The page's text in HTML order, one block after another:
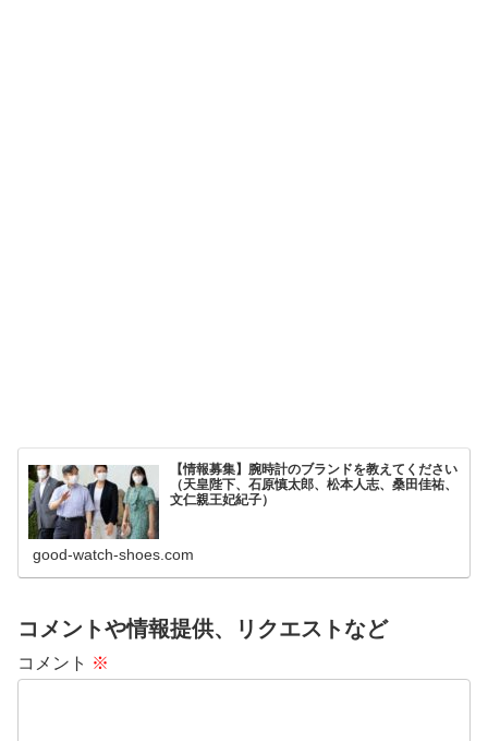
【情報募集】腕時計のブランドを教えてください
（天皇陛下、石原慎太郎、松本人志、桑田佳祐、
文仁親王妃紀子）
good-watch-shoes.com
コメントや情報提供、リクエストなど
コメント ※